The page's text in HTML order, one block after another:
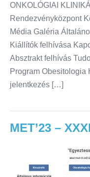
ONKOLÓGIAI
Rendezvényközpont
Média Galéria
Kiállítók felhívása
Absztrakt felhívás
Program Obesitologia
jelentkezés […]
MET’23 –